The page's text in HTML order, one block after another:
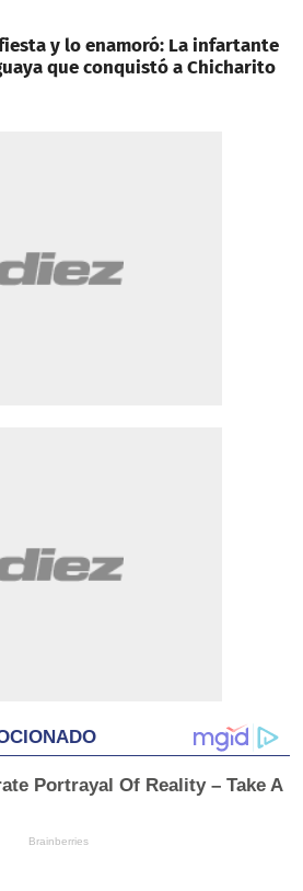
y lo enamoró: La infartante
que conquistó a Chicharito